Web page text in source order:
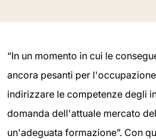
“In un momento in cui le
ancora pesanti per
indirizzare le competenze degli
domanda dell'attuale mercato
un'adeguata formazione”. Con